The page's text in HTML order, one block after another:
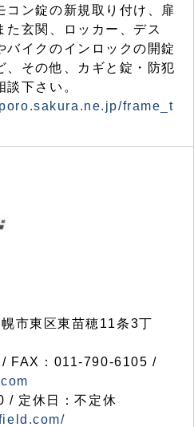
コン錠の新規取り付け、扉
た玄関、ロッカー、デス
バイクのインロックの開錠
、その他、カギと錠・防犯
下さい。
frame_t
市東区東苗穂11条3丁
FAX：011-790-6105 /
/ 定休日：不定休